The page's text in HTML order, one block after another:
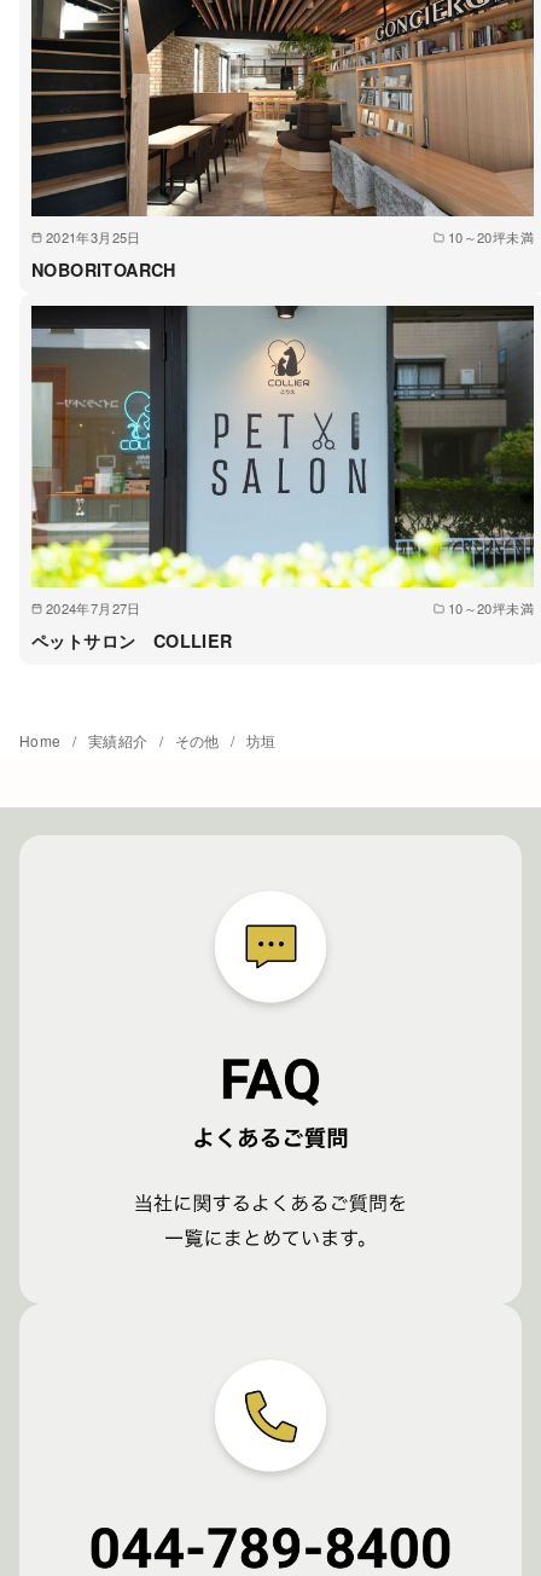
2021年3月25日 10～20坪未満
NOBORITOARCH
2024年7月27日 10～20坪未満
ペットサロン COLLIER
Home 実績紹介 その他 坊垣